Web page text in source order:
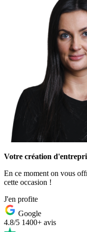
Votre création
En ce moment on vous
cette occasion !
J'en profite
Google
4.8/5 1400+ avis